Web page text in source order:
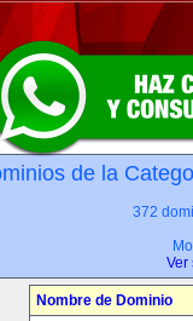
de la
372
Ver
Nombre de Dominio